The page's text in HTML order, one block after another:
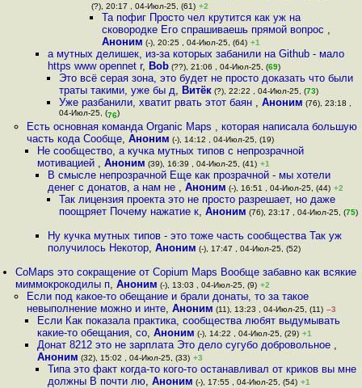
(?), 20:17 , 04-Июл-25, (61) +2
Та пофиг Просто чел крутится как уж на
сковородке Его спрашиваешь прямой вопрос ,
Аноним (-), 20:25 , 04-Июл-25, (64) +1
а мутных делишек, из-за которых забанили на Github - мало
https www opennet r, Bob (??), 21:06 , 04-Июл-25, (69)
Это всё серая зона, это будет не просто доказать что были
траты такими, уже бы д, Витёк(?), 22:22 , 04-Июл-25, (73)
Уже разбанили, хватит рвать этот баян , Аноним (76), 23:18 ,
04-Июл-25, (76)
Есть основная команда Organic Maps , которая написала большую
часть кода Сообще, Аноним (-), 14:12 , 04-Июл-25, (19)
Не сообщество, а кучка мутных типов с непрозрачной
мотивацией , Аноним (39), 16:39 , 04-Июл-25, (41) +1
В смысле непрозрачной Еще как прозрачной - мы хотели
денег с донатов, а нам не ,Аноним (-), 16:51 , 04-Июл-25, (44) +2
Так лицензия проекта это не просто разрешает, но даже
поощряет Почему нажатие к, Аноним (76), 23:17 , 04-Июл-25, (75)
Ну кучка мутных типов - это тоже часть сообщества Так уж
получилось Некотор,Аноним (-), 17:47 , 04-Июл-25, (52)
CoMaps это сокращение от Copium Maps Вообще забавно как всякие
миммокрокодилы п,Аноним (-), 13:03 , 04-Июл-25, (9) +2
Если под какое-то обещание и брали донаты, то за такое
невыполнение можно и инте, Аноним (11), 13:23 , 04-Июл-25, (11) –3
Если Как показала практика, сообщества любят выдумывать
какие-то обещания, со, Аноним (-), 14:22 , 04-Июл-25, (29) +1
Донат 8212 это не зарплата Это дело сугубо добровольное ,
Аноним (32), 15:02 , 04-Июл-25, (33) +3
Типа это факт когда-то кого-то останавливал от криков вы мне
должны В почти лю,Аноним (-), 17:55 , 04-Июл-25, (54) +1